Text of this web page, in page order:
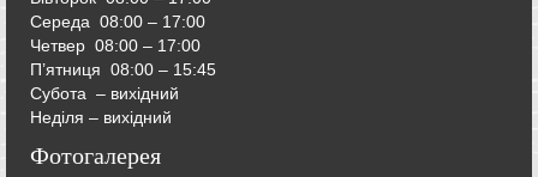
Середа 08:00 – 17:00
Четвер 08:00 – 17:00
П’ятниця 08:00 – 15:45
Субота – вихідний
Неділя – вихідний
Фотогалерея